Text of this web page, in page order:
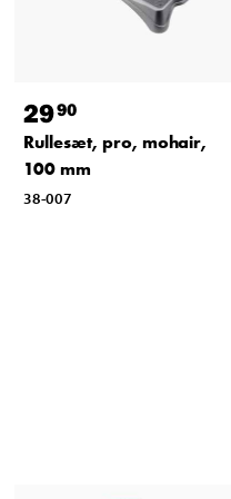
2990
Rullesæt, pro, mohair,
100 mm
38-007